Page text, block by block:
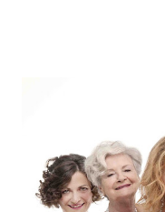
“Settembre
consecutivo. Il pubblico
giovani artisti della